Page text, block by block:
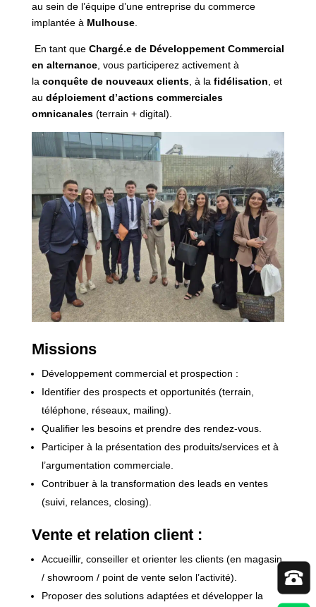
au sein de l’équipe d’une entreprise du commerce
implantée à Mulhouse.
En tant que Chargé.e de Développement Commercial
en alternance, vous participerez activement à
la conquête de nouveaux clients, à la fidélisation , et
au déploiement d’actions commerciales
omnicanales(terrain + digital).
Missions
Développement commercial et prospection :
Identifier des prospects et opportunités (terrain,
téléphone, réseaux, mailing).
Qualifier les besoins et prendre des rendez-vous.
Participer à la présentation des produits/services et à
l’argumentation commerciale.
Contribuer à la transformation des leads en ventes
(suivi, relances, closing).
Vente et relation client :
Accueillir, conseiller et orienter les clients (en magasin
/ showroom / point de vente selon l’activité).
Proposer des solutions adaptées et développer la